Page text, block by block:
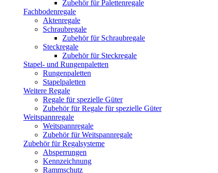
Zubehör für Palettenregale
Fachbodenregale
Aktenregale
Schraubregale
Zubehör für Schraubregale
Steckregale
Zubehör für Steckregale
Stapel- und Rungenpaletten
Rungenpaletten
Stapelpaletten
Weitere Regale
Regale für spezielle Güter
Zubehör für Regale für spezielle Güter
Weitspannregale
Weitspannregale
Zubehör für Weitspannregale
Zubehör für Regalsysteme
Absperrungen
Kennzeichnung
Rammschutz